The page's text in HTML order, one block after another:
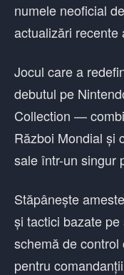
numele neoficial
actualizări recente
Jocul care a
debutul pe
Collection —
Război Mondial și
sale într-un singur
Stăpânește
și tactici bazate
schemă de
pentru